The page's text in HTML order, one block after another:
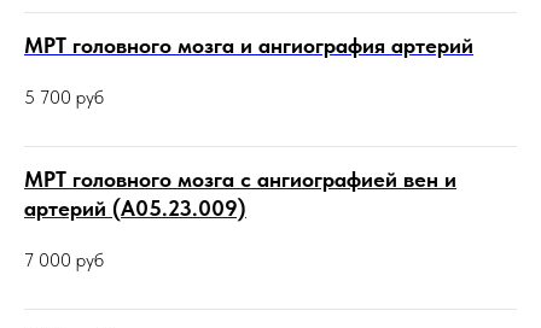
МРТ головного мозга и ангиография артерий
5 700 руб
МРТ головного мозга с ангиографией вен и
артерий (А05.23.009)
7 000 руб